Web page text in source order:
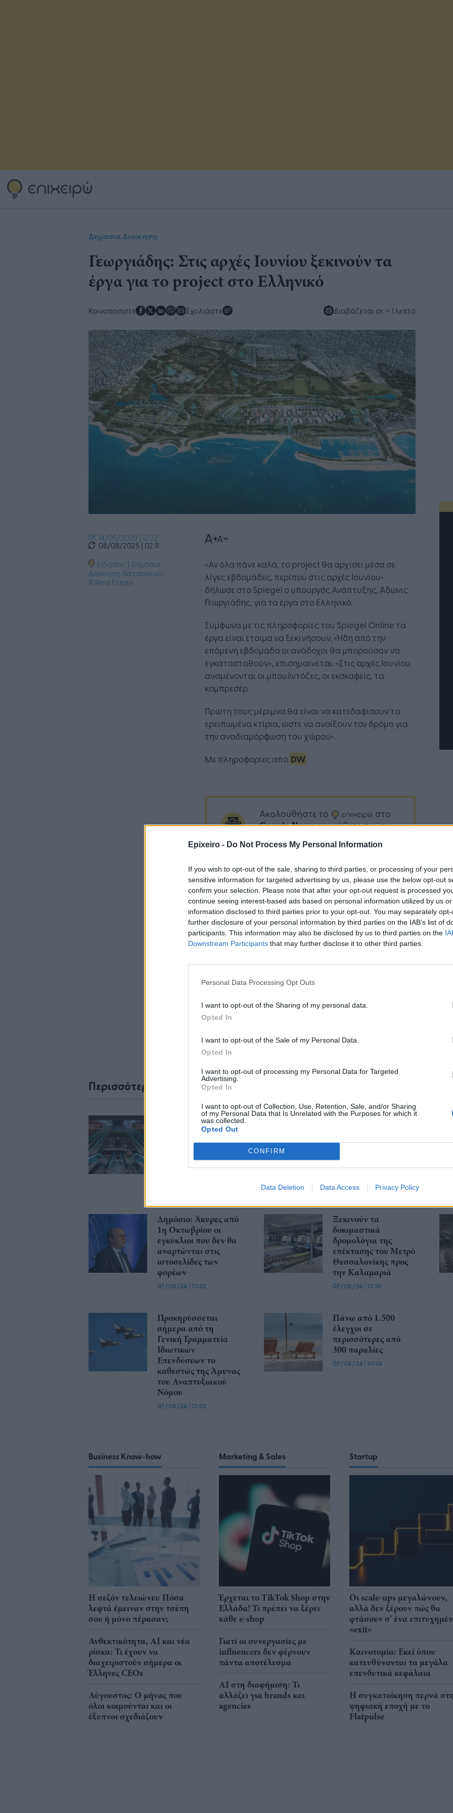
Epixeiro - Do Not Process My Personal Information
If you wish to opt-out of the sale, sharing to third parties, or processing of your
sensitive information for targeted advertising by us, please use the below opt-out
confirm your selection. Please note that after your opt-out request is processed
continue seeing interest-based ads based on personal information utilized by us
information disclosed to third parties prior to your opt-out. You may separately
further disclosure of your personal information by third parties on the IAB’s list of
participants. This information may also be disclosed by us to third parties on the
Downstream Participants that may further disclose it to other third parties.
Personal Data Processing Opt Outs
I want to opt-out of the Sharing of my personal data.
Opted In
I want to opt-out of the Sale of my Personal Data.
Opted In
I want to opt-out of processing my Personal Data for Targeted
Advertising.
Opted In
I want to opt-out of Collection, Use, Retention, Sale, and/or Sharing
of my Personal Data that Is Unrelated with the Purposes for which it
was collected.
Opted Out
CONFIRM
Data Deletion Data Access Privacy Policy
Δημόσια Διοίκηση
Γεωργιάδης: Στις αρχές Ιουνίου ξεκινούν τα
έργα για το project στο Ελληνικό
Κοινοποιήστε Σχολιάστε Διαβάζεται σε ~ 1 λεπτό
14/05/2020 | 12:22
08/08/2025 | 02:11
Ειδήσεις | Δημόσια
Διοίκηση, Κατασκευές
& Real Estate
«Αν όλα πάνε καλά, το project θα αρχίσει μέσα σε
λίγες εβδομάδες, περίπου στις αρχές Ιουνίου»
δήλωσε στο Spiegel ο υπουργός Ανάπτυξης, Άδωνις
Γεωργιάδης, για τα έργα στο Ελληνικό.
Σύμφωνα με τις πληροφορίες του Spiegel Online τα
έργα είναι έτοιμα να ξεκινήσουν. «Ήδη από την
επόμενη εβδομάδα οι ανάδοχοι θα μπορούσαν να
εγκατασταθούν», επισημαίνεται. «Στις αρχές Ιουνίου
αναμένονται οι μπουλντόζες, οι εκσκαφείς, τα
κομπρεσέρ.
Πρώτη τους μέριμνα θα είναι να κατεδαφίσουν τα
ερειπωμένα κτίρια, ώστε να ανοίξουν τον δρόμο για
την αναδιαμόρφωση του χώρου».
Με πληροφορίες από DW
Ακολουθήστε το στο
Google Newsκαι μάθετε πρώτοι
Δείτε όλες τις τελευταίες
επιχειρηματικέςΕιδήσειςαπό την
Ελλάδα και τον κόσμο στο
Σχολιάστε
... σχόλια| Κάνε click για να σχολιάσεις
Η Τεχνητή Νοημοσύνη: το νέο
λειτουργικό σύστημα της
επιχείρησης
Οι προσλήψεις
Jobfind.gr ως
«σύμμαχος» για κάθε
επιχείρηση και
Περισσότερα από το
Ταχιάος: Ξεκινούν
από απόψε τα
δοκιμαστικά
επέκτασης του Μετρό
Ειδικό Χωροταξικό
Τουρισμό: Οι
η νέα ΚΥΑ
Δημόσιο: Άκυρες από
1η Οκτωβρίου οι
εγκύκλιοι που δεν θα
αναρτώνται στις
ιστοσελίδες των
φορέων
07/08/26 | 13:52
Ξεκινούν τα
δοκιμαστικά
δρομολόγια της
επέκτασης του Μετρό
Θεσσαλονίκης προς
την Καλαμαριά
07/08/26 | 13:10
Προκηρύσσεται
σήμερα από τη
Γενική Γραμματεία
Ιδιωτικών
Επενδύσεων το
καθεστώς της Άμυνας
του Αναπτυξιακού
Νόμου
07/08/26 | 12:02
Πάνω από 1.500
έλεγχοι σε
περισσότερες από
300 παραλίες
07/08/26 | 10:58
Business Know-how
Η σεζόν τελειώνει: Πόσα
λεφτά έμειναν στην τσέπη
σου ή μόνο πέρασαν;
Ανθεκτικότητα, AI και νέα
ρίσκα: Τι έχουν να
διαχειριστούν σήμερα οι
Έλληνες CEOs
Αύγουστος: Ο μήνας που
όλοι κοιμούνται και οι
έξυπνοι σχεδιάζουν
Marketing & Sales
Έρχεται το TikTok Shop στην
Ελλάδα! Τι πρέπει να ξέρει
κάθε e-shop
Γιατί οι συνεργασίες με
influencers δεν φέρνουν
πάντα αποτέλεσμα
AI στη διαφήμιση: Τι
αλλάζει για brands και
agencies
Startup
Οι scale-ups μεγαλώνουν,
αλλά δεν ξέρουν πώς θα
φτάσουν σ' ένα
«exit»
Καινοτομία: Εκεί όπου
κατευθύνονται τα μεγάλα
επενδυτικά κεφάλαια
Η συγκατοίκηση περνά
ψηφιακή εποχή με το
Flatpulse